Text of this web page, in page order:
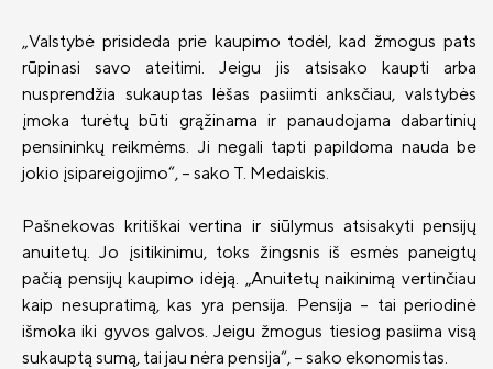
„Valstybė prisideda prie kaupimo todėl, kad žmogus pats
rūpinasi savo ateitimi. Jeigu jis atsisako kaupti arba
nusprendžia sukauptas lėšas pasiimti anksčiau, valstybės
įmoka turėtų būti grąžinama ir panaudojama dabartinių
pensininkų reikmėms. Ji negali tapti papildoma nauda be
jokio įsipareigojimo“, – sako T. Medaiskis.
Pašnekovas kritiškai vertina ir siūlymus atsisakyti pensijų
anuitetų. Jo įsitikinimu, toks žingsnis iš esmės paneigtų
pačią pensijų kaupimo idėją. „Anuitetų naikinimą vertinčiau
kaip nesupratimą, kas yra pensija. Pensija – tai periodinė
išmoka iki gyvos galvos. Jeigu žmogus tiesiog pasiima visą
sukauptą sumą, tai jau nėra pensija“, – sako ekonomistas.